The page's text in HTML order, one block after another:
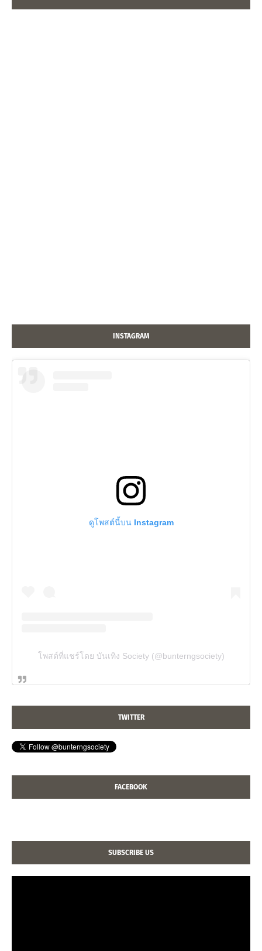
INSTAGRAM
ดูโพสต์นี้บน Instagram
โพสต์ที่แชร์โดย บันเทิง Society (@bunterngsociety)
TWITTER
FACEBOOK
SUBSCRIBE US